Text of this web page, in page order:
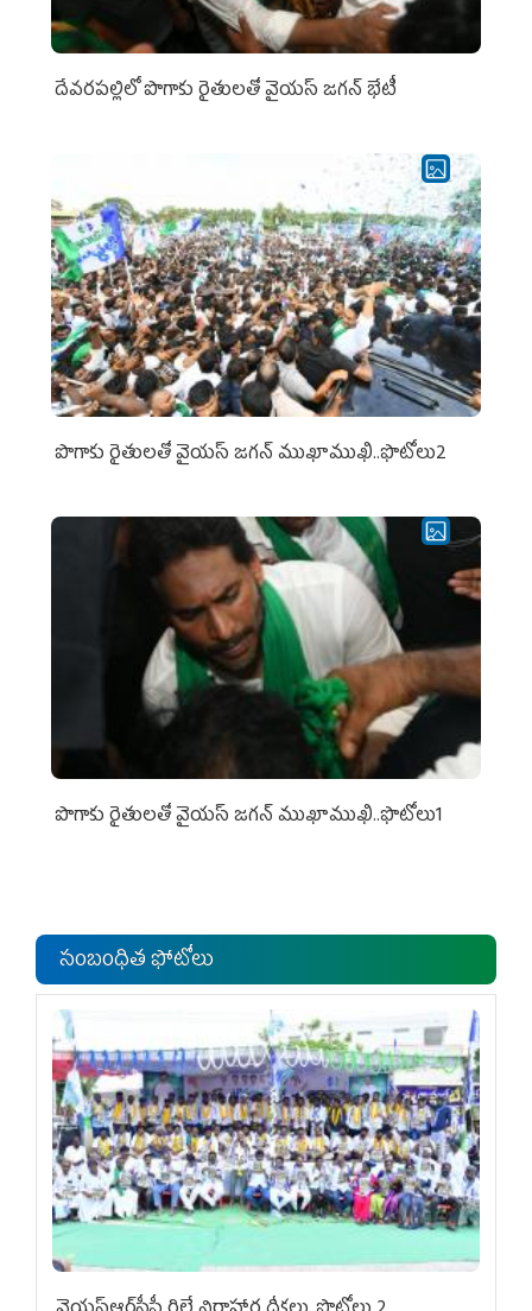
దేవరపల్లిలో పొగాకు రైతులతో వైయస్ జగన్ భేటీ
పొగాకు రైతుల‌తో వైయ‌స్ జ‌గ‌న్ ముఖాముఖి..ఫొటోలు2
పొగాకు రైతుల‌తో వైయ‌స్ జ‌గ‌న్ ముఖాముఖి..ఫొటోలు1
సంబంధిత ఫోటోలు